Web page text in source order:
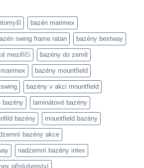
bazén marimex
swing frame ratan bazény bestway
meziříčí bazény do země
bazény mountfield
bazény v akci mountfield
bazény laminátové bazény
bazény mountfield bazény
bazény akce
nadzemní bazény intex
příslušenství